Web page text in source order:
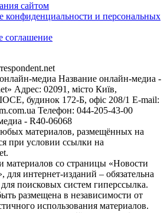
сайтом
конфиденциальности и персональных
соглашение
медиа Название онлайн-медиа -
Адрес: 02091, місто Київ,
будинок 172-Б, офіс 208/1 E-mail:
Телефон: 044-205-43-00
- R40-06068
материалов, размещённых на
при условии ссылки на
материалов со страницы «Новости
интернет-изданий – обязательна
поисковых систем гиперссылка.
размещена в независимости от
использования материалов.